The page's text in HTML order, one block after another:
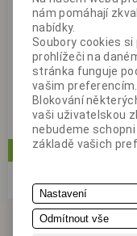
2 790 Kč
(s DPH: 3 375,90 Kč)
skladem
nám pomáhají
nabídky.
Soubory cookies
prohlížeči na
stránka funguje
vašim preferencím.
Blokování
vaši uživatelskou
nebudeme
základě vašich
Nastavení
Odmítnout vše